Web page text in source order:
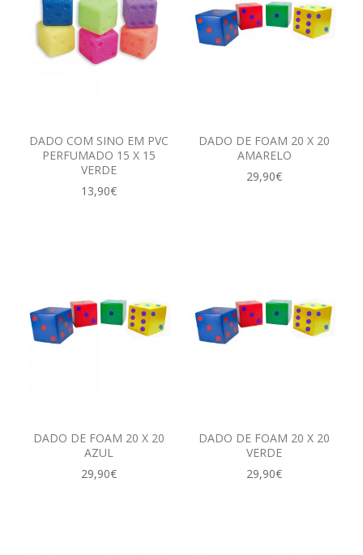
DADO COM SINO EM PVC
PERFUMADO 15 X 15
VERDE
13,90€
DADO DE FOAM 20 X 20
AMARELO
29,90€
DADO DE FOAM 20 X 20
AZUL
29,90€
DADO DE FOAM 20 X 20
VERDE
29,90€